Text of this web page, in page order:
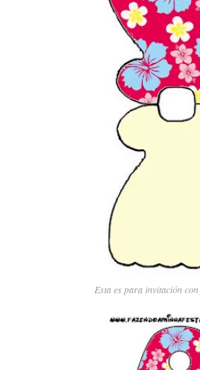
Esta es para invitación